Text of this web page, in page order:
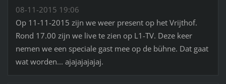
08-11-2015 19:06
Op 11-11-2015 zijn we weer present op het Vrijthof.
Rond 17.00 zijn we live te zien op L1-TV. Deze keer
nemen we een speciale gast mee op de bühne. Dat gaat
wat worden... ajajajajajaj.